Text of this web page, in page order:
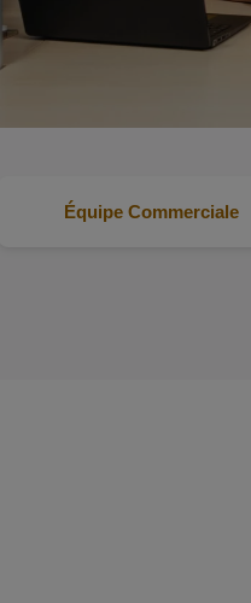
Équipe Commerciale